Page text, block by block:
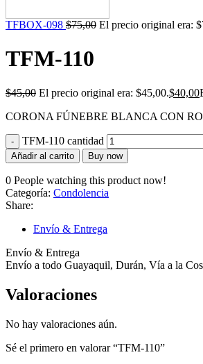
TFBOX-098 $75,00 El precio original era:
TFM-110
$45,00 El precio original era: $45,00.$40,00
CORONA FÚNEBRE BLANCA CON
TFM-110 cantidad
Añadir al carrito Buy now
0 People watching this product now!
Categoría: Condolencia
Share:
Envío & Entrega
Envío & Entrega
Envío a todo Guayaquil, Durán, Vía a la
Valoraciones
No hay valoraciones aún.
Sé el primero en valorar “TFM-110”